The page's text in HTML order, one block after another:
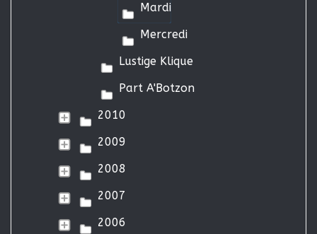
Mardi
Mercredi
Lustige Klique
Part A'Botzon
2010
2009
2008
2007
2006